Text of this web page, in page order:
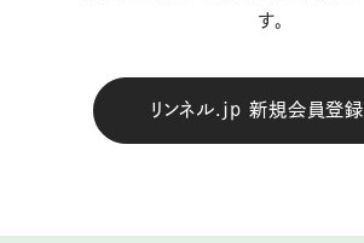
す。
リンネル.jp 新規会員登録